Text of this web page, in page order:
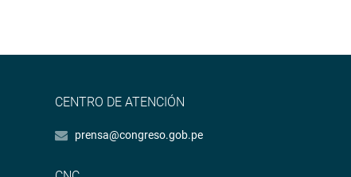
CENTRO DE ATENCIÓN
prensa@congreso.gob.pe